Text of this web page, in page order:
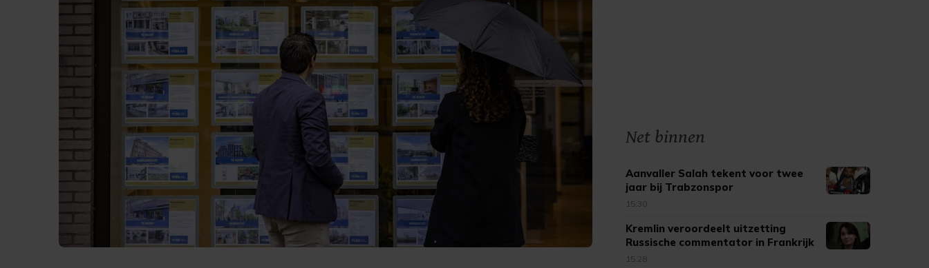
Net binnen
Aanvaller Salah tekent voor twee
jaar bij Trabzonspor
15:30
Kremlin veroordeelt uitzetting
Russische commentator in Frankrijk
15:28